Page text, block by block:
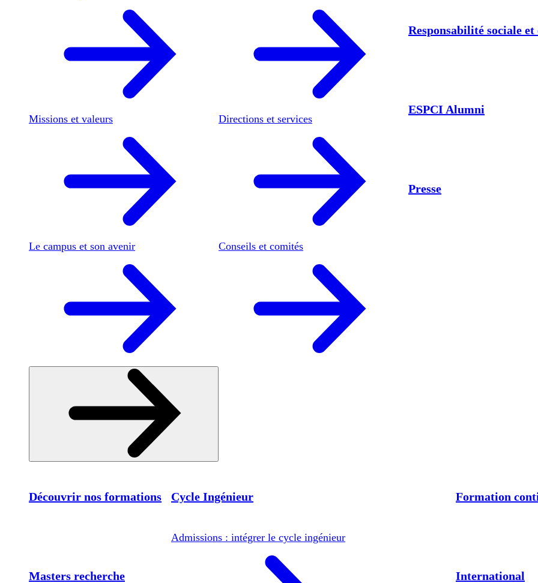
Missions et valeurs
Le campus et son avenir
Directions et services
Conseils et comités
Responsabilité sociale
ESPCI Alumni
Presse
Découvrir nos formations Cycle Ingénieur
Admissions : intégrer le cycle ingénieur
Formation
International
Masters recherche